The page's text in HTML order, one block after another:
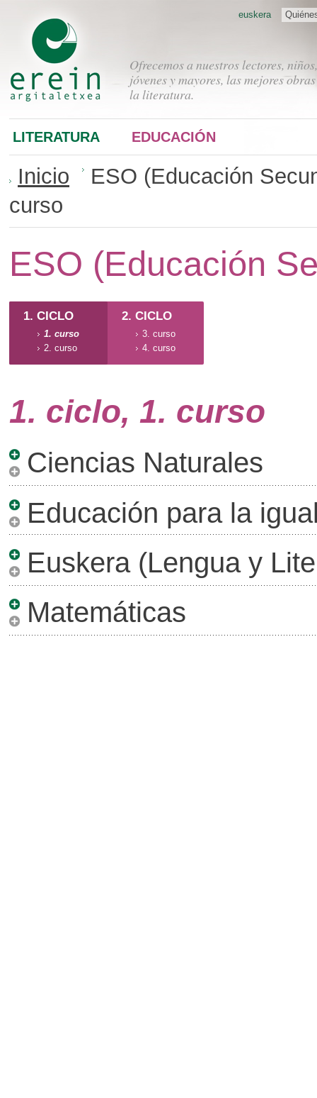
Ofrecemos a nuestros lectores, niños,
jóvenes y mayores, las mejores
la literatura.
euskera
LITERATURA EDUCACIÓN
Inicio
ESO (Educación
curso
ESO (Educación
1. CICLO
1. curso
2. curso
2. CICLO
3. curso
4. curso
1. ciclo, 1. curso
Ciencias Naturales
Educación para la
Euskera (Lengua y
Matemáticas